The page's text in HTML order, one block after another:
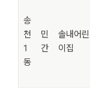
송
천
1
동
민
간
솔내어린
이집